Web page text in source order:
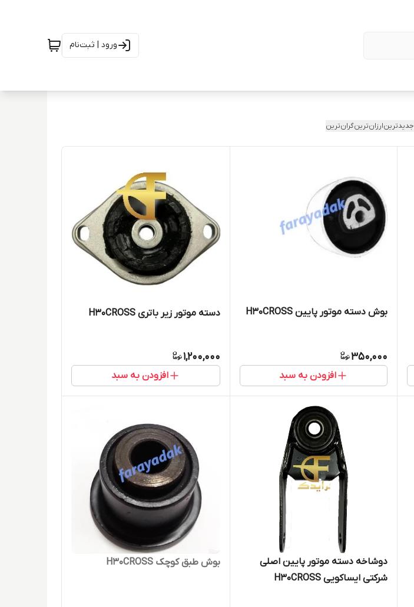
ورود | ثبت‌نام
جدیدترینارزان‌ترینگران‌ترین
بوش دسته موتور پایین H30CROSS
350,000
افزودن به سبد
دسته موتور زیر باتری H30CROSS
1,200,000
افزودن به سبد
دوشاخه دسته موتور پایین اصلی
شرکتی ایساکویی H30CROSS
بوش طبق کوچک H30CROSS